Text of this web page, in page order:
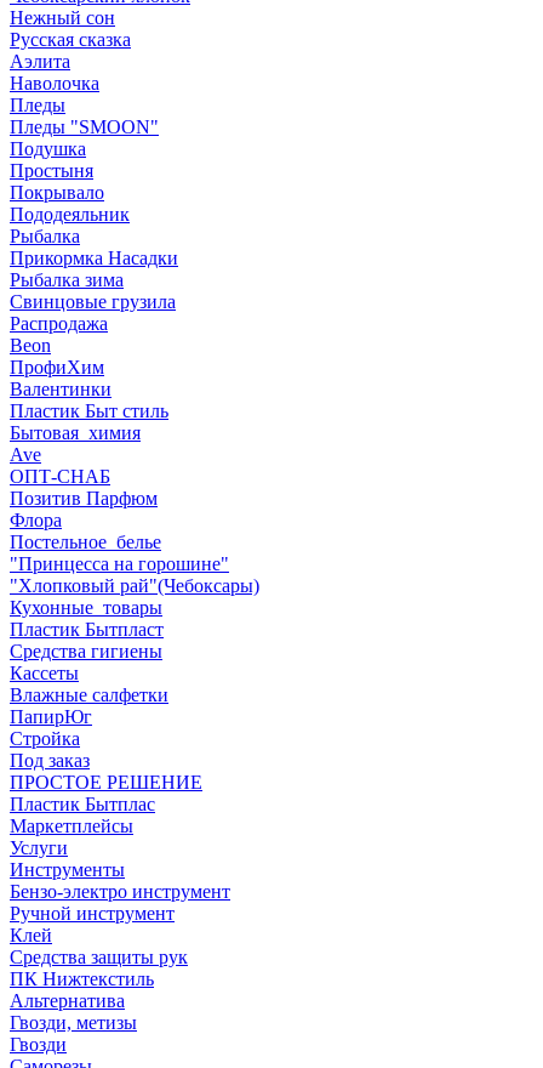
Нежный сон
Русская сказка
Аэлита
Наволочка
Пледы
Пледы "SMOON"
Подушка
Простыня
Покрывало
Пододеяльник
Рыбалка
Прикормка Насадки
Рыбалка зима
Свинцовые грузила
Распродажа
Beon
ПрофиХим
Валентинки
Пластик Быт стиль
Бытовая_химия
Ave
ОПТ-СНАБ
Позитив Парфюм
Флора
Постельное_белье
"Принцесса на горошине"
"Хлопковый рай"(Чебоксары)
Кухонные_товары
Пластик Бытпласт
Средства гигиены
Кассеты
Влажные салфетки
ПапирЮг
Стройка
Под заказ
ПРОСТОЕ РЕШЕНИЕ
Пластик Бытплас
Маркетплейсы
Услуги
Инструменты
Бензо-электро инструмент
Ручной инструмент
Клей
Средства защиты рук
ПК Нижтекстиль
Альтернатива
Гвозди, метизы
Гвозди